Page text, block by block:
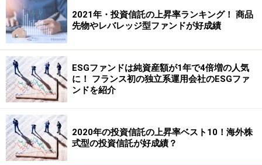
2021年・投資信託の上昇率ランキング！ 商品
先物やレバレッジ型ファンドが好成績
ESGファンドは純資産額が1年で4倍増の人気
に！ フランス初の独立系運用会社のESGファ
ンドを紹介
2020年の投資信託の上昇率ベスト10！海外株
式型の投資信託が好成績？